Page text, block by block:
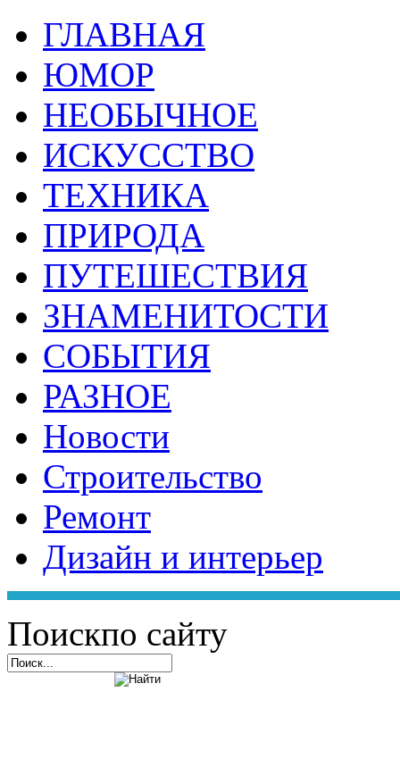
ГЛАВНАЯ
ЮМОР
НЕОБЫЧНОЕ
ИСКУССТВО
ТЕХНИКА
ПРИРОДА
ПУТЕШЕСТВИЯ
ЗНАМЕНИТОСТИ
СОБЫТИЯ
РАЗНОЕ
Новости
Строительство
Ремонт
Дизайн и интерьер
Поискпо сайту